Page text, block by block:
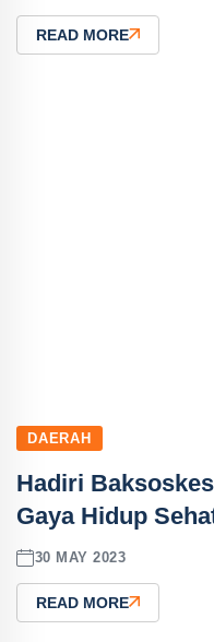
READ MORE
DAERAH
Hadiri
Gaya Hidup
30 MAY 2023
READ MORE